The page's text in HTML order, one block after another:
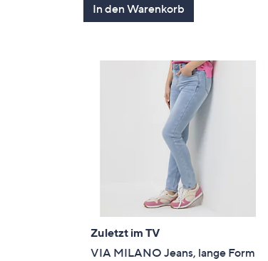
In den Warenkorb
Zuletzt im TV
VIA MILANO Jeans, lange Form